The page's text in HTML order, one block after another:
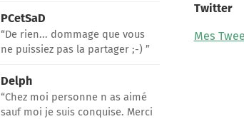
PCetSaD
“De rien... dommage que vous
ne puissiez pas la partager ;-) ”
Delph
“Chez moi personne n as aimé
sauf moi je suis conquise. Merci
Twitter
Mes